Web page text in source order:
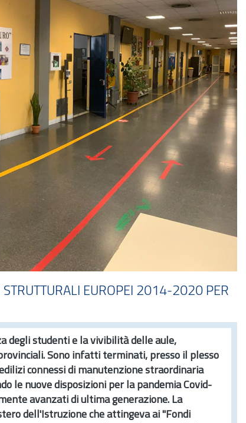
STRUTTURALI EUROPEI 2014-2020 PER
degli studenti e la vivibilità delle aule,
Sono infatti terminati, presso il plesso
connessi di manutenzione straordinaria
le nuove disposizioni per la pandemia Covid-
avanzati di ultima generazione. La
dell'Istruzione che attingeva ai "Fondi